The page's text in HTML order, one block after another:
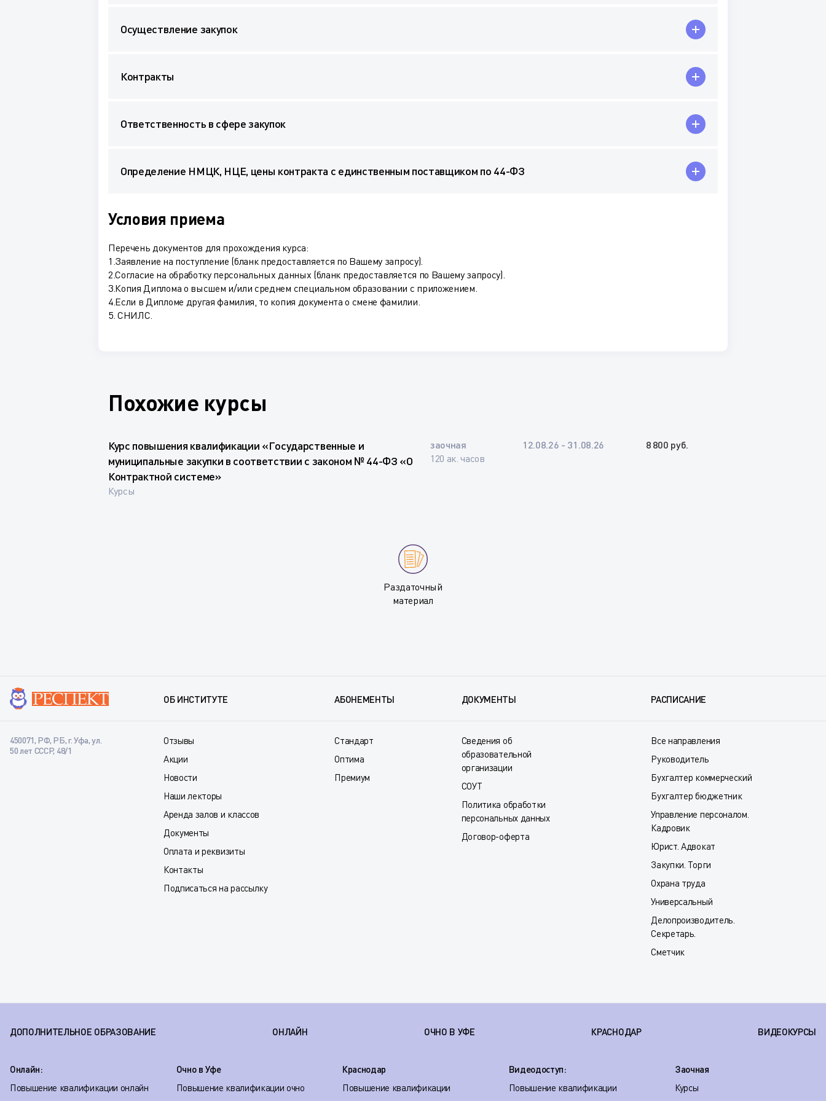
Осуществление закупок
Контракты
Ответственность в сфере закупок
Определение НМЦК, НЦЕ, цены контракта с единственным поставщиком по 44-ФЗ
Условия приема
Перечень документов для прохождения курса:
1.Заявление на поступление (бланк предоставляется по Вашему запросу).
2.Согласие на обработку персональных данных (бланк предоставляется по Вашему запросу).
3.Копия Диплома о высшем и/или среднем специальном образовании с приложением.
4.Если в Дипломе другая фамилия, то копия документа о смене фамилии.
5. СНИЛС.
Похожие курсы
Курс повышения квалификации «Государственные и
муниципальные закупки в соответствии с законом № 44-ФЗ «О
Контрактной системе»
Курсы
заочная
120 ак. часов
12.08.26 - 31.08.26 8 800 руб.
Раздаточный
материал
ОБ ИНСТИТУТЕ
Отзывы
Акции
Новости
Наши лекторы
Аренда залов и классов
Документы
Оплата и реквизиты
Контакты
Подписаться на рассылку
АБОНЕМЕНТЫ
Стандарт
Оптима
Премиум
ДОКУМЕНТЫ
Сведения об
образовательной
организации
СОУТ
Политика обработки
персональных данных
Договор-оферта
РАСПИСАНИЕ
Все направления
Руководитель
Бухгалтер коммерческий
Бухгалтер бюджетник
Управление персоналом.
Кадровик
Юрист. Адвокат
Закупки. Торги
Охрана труда
Универсальный
Делопроизводитель.
Секретарь.
Сметчик
450071, РФ, РБ, г. Уфа, ул.
50 лет СССР, 48/1
ДОПОЛНИТЕЛЬНОЕ ОБРАЗОВАНИЕ ОНЛАЙН ОЧНО В УФЕ КРАСНОДАР ВИДЕОКУРСЫ
Онлайн:
Повышение квалификации онлайн
Очно в Уфе
Повышение квалификации очно
Краснодар
Повышение квалификации
Видеодоступ:
Повышение квалификации
Заочная
Курсы